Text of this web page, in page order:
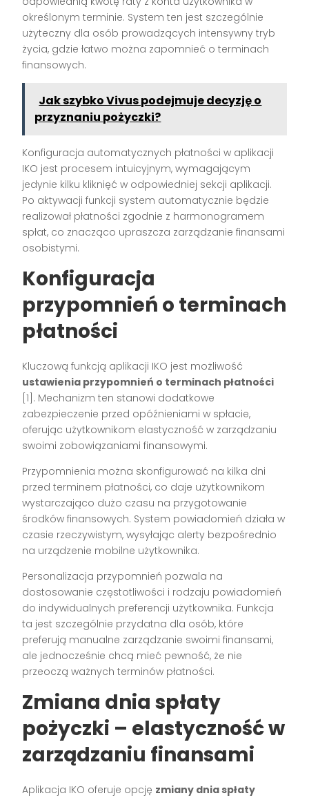
określonym terminie. System ten jest szczególnie
użyteczny dla osób prowadzących intensywny tryb
życia, gdzie łatwo można zapomnieć o terminach
finansowych.
Jak szybko Vivus podejmuje decyzję o
przyznaniu pożyczki?
Konfiguracja automatycznych płatności w aplikacji
IKO jest procesem intuicyjnym, wymagającym
jedynie kilku kliknięć w odpowiedniej sekcji aplikacji.
Po aktywacji funkcji system automatycznie będzie
realizował płatności zgodnie z harmonogramem
spłat, co znacząco upraszcza zarządzanie finansami
osobistymi.
Konfiguracja
przypomnień o terminach
płatności
Kluczową funkcją aplikacji IKO jest możliwość
ustawienia przypomnień o terminach płatności
[1]. Mechanizm ten stanowi dodatkowe
zabezpieczenie przed opóźnieniami w spłacie,
oferując użytkownikom elastyczność w zarządzaniu
swoimi zobowiązaniami finansowymi.
Przypomnienia można skonfigurować na kilka dni
przed terminem płatności, co daje użytkownikom
wystarczająco dużo czasu na przygotowanie
środków finansowych. System powiadomień działa w
czasie rzeczywistym, wysyłając alerty bezpośrednio
na urządzenie mobilne użytkownika.
Personalizacja przypomnień pozwala na
dostosowanie częstotliwości i rodzaju powiadomień
do indywidualnych preferencji użytkownika. Funkcja
ta jest szczególnie przydatna dla osób, które
preferują manualne zarządzanie swoimi finansami,
ale jednocześnie chcą mieć pewność, że nie
przeoczą ważnych terminów płatności.
Zmiana dnia spłaty
pożyczki – elastyczność w
zarządzaniu finansami
Aplikacja IKO oferuje opcję zmiany dnia spłaty